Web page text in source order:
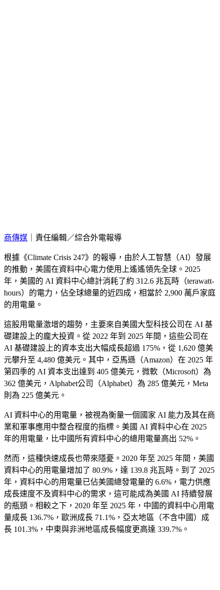
商傳媒 ｜責任編輯／綜合外電報導
根據《Climate Crisis 247》的報導，由於人工智慧（AI）發展
的推動，美國在資料中心電力使用上遙遙領先全球。2025
年，美國的 AI 資料中心總計消耗了約 312.6 兆瓦時（terawatt-
hours）的電力，佔全球總量的近四成，相當於 2,900 萬戶家庭
的用電量。
這股用電量激增的趨勢，主要來自美國大型科技公司在 AI 基
礎建設上的龐大投資。從 2022 年到 2025 年間，這些公司在
AI 基礎建設上的資本支出大幅成長超過 175%，從 1,620 億美
元攀升至 4,480 億美元。其中，亞馬遜（Amazon）在 2025 年
第四季的 AI 資本支出達到 405 億美元，微軟（Microsoft）為
362 億美元，Alphabet公司（Alphabet）為 285 億美元，Meta
則為 225 億美元。
AI 資料中心的用電量，被視為衡量一個國家 AI 能力及其在商
業和軍事應用中整合程度的指標。美國 AI 資料中心在 2025
年的用電量，比中國所有資料中心的總用電量高出 52%。
然而，這種快速成長也帶來隱憂。2020 年至 2025 年間，美國
資料中心的用電量增加了 80.9%，達 139.8 兆瓦時。到了 2025
年，資料中心的用電量已佔美國總發電量的 6.6%，電力供應
成長速度不及資料中心的需求，這可能成為美國 AI 持續發展
的瓶頸。相較之下，2020 年至 2025 年，中國的資料中心用電
量成長 136.7%，歐洲成長 71.1%，亞太地區（不含中國）成
長 101.3%，中東與非洲地區成長幅度更高達 339.7%。